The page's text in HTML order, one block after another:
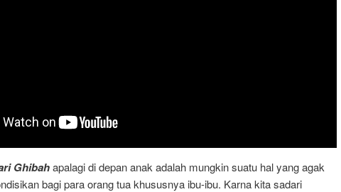
Ghibahapalagi di depan anak adalah mungkin suatu hal yang agak
bagi para orang tua khususnya ibu-ibu. Karna kita sadari